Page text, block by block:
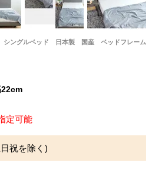
シングルベッド 日本製 国産 ベッドフレーム
22cm
定可能
祝を除く)